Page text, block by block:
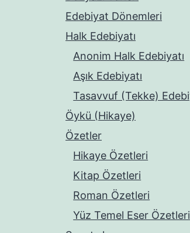
Edebiyat Dönemleri
Halk Edebiyatı
Anonim Halk Edebiyatı
Aşık Edebiyatı
Tasavvuf (Tekke)
Öykü (Hikaye)
Özetler
Hikaye Özetleri
Kitap Özetleri
Roman Özetleri
Yüz Temel Eser Özetleri